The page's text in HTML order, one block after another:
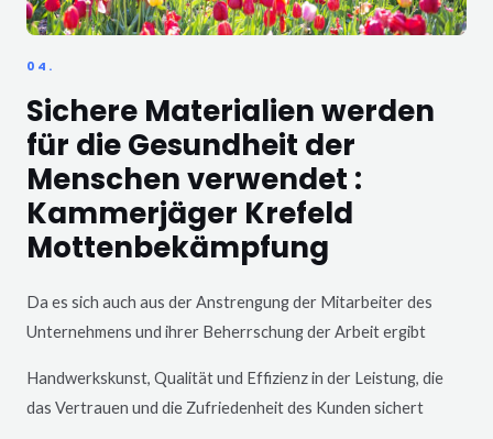
04.
Sichere Materialien werden
für die Gesundheit der
Menschen verwendet :
Kammerjäger Krefeld
Mottenbekämpfung
Da es sich auch aus der Anstrengung der Mitarbeiter des
Unternehmens und ihrer Beherrschung der Arbeit ergibt
Handwerkskunst, Qualität und Effizienz in der Leistung, die
das Vertrauen und die Zufriedenheit des Kunden sichert